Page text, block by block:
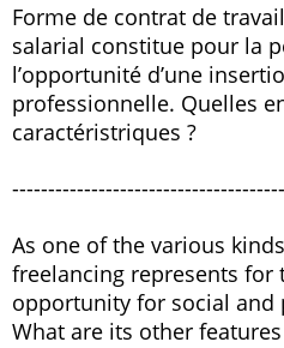
Forme de contrat de
salarial constitue pour la
l’opportunité d’une
professionnelle. Quelles
caractéristriques ?
As one of the various
freelancing represents for
opportunity for social
What are its other features